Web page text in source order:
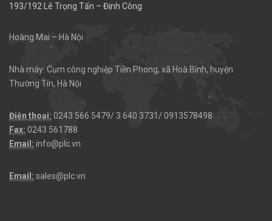
193/192 Lê Trọng Tấn – Định Công
Hoàng Mai – Hà Nội
Nhà máy: Cụm công nghiệp Tiền Phong, xã Hoà Bình, huyện
Thường Tín, Hà Nội
Điện thoại: 0243 566 5479/ 3 640 3731/ 0913578498
Fax: 0243 561788
Email: info@plc.vn
Email: sales@plc.vn